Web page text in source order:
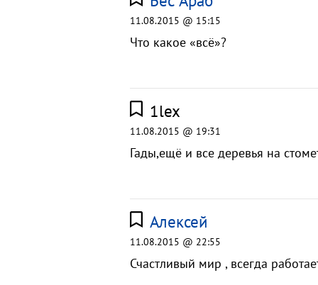
11.08.2015 @ 15:15
Что какое «всё»?
1lex
11.08.2015 @ 19:31
Гады,ещё и все деревья на
Алексей
11.08.2015 @ 22:55
Счастливый мир , всегда